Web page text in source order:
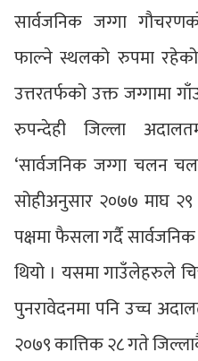
सार्वजनिक जग्गा
फाल्ने स्थलको रुपमा रहेको
उत्तरतर्फको उक्त जग्गामा
रुपन्देही जिल्ला
‘सार्वजनिक जग्गा चलन
सोहीअनुसार २०७७ माघ
पक्षमा फैसला गर्दै
थियो । यसमा गाउँलेहरुले
पुनरावेदनमा पनि उच्च
२०७९ कात्तिक २८ गते